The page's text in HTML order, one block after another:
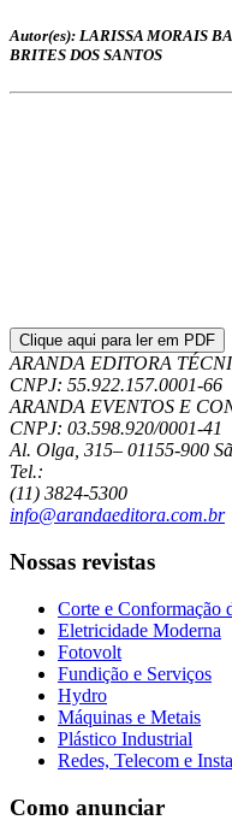
Autor(es): LARISSA MORAIS
BRITES DOS SANTOS
Clique aqui para ler em PDF
ARANDA EDITORA
CNPJ: 55.922.157.0001-66
ARANDA EVENTOS E
CNPJ: 03.598.920/0001-41
Al. Olga, 315– 01155-900
Tel.:
(11) 3824-5300
info@arandaeditora.com.br
Nossas revistas
Corte e Conformação
Eletricidade Moderna
Fotovolt
Fundição e Serviços
Hydro
Máquinas e Metais
Plástico Industrial
Redes, Telecom e
Como anunciar